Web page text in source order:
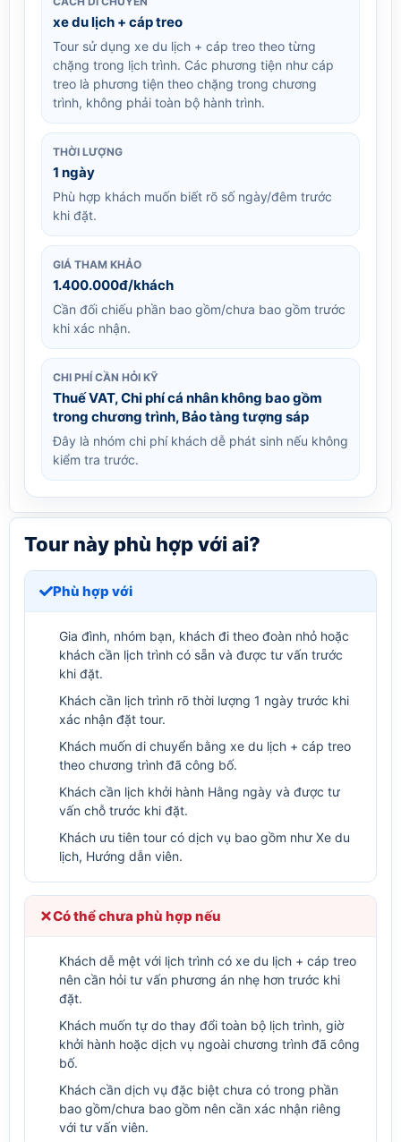
xe du lịch + cáp treo
Tour sử dụng xe du lịch + cáp treo theo từng
chặng trong lịch trình. Các phương tiện như cáp
treo là phương tiện theo chặng trong chương
trình, không phải toàn bộ hành trình.
THỜI LƯỢNG
1 ngày
Phù hợp khách muốn biết rõ số ngày/đêm trước
khi đặt.
GIÁ THAM KHẢO
1.400.000đ/khách
Cần đối chiếu phần bao gồm/chưa bao gồm trước
khi xác nhận.
CHI PHÍ CẦN HỎI KỸ
Thuế VAT, Chi phí cá nhân không bao gồm
trong chương trình, Bảo tàng tượng sáp
Đây là nhóm chi phí khách dễ phát sinh nếu không
kiểm tra trước.
Tour này phù hợp với ai?
Phù hợp với
Gia đình, nhóm bạn, khách đi theo đoàn nhỏ hoặc
khách cần lịch trình có sẵn và được tư vấn trước
khi đặt.
Khách cần lịch trình rõ thời lượng 1 ngày trước khi
xác nhận đặt tour.
Khách muốn di chuyển bằng xe du lịch + cáp treo
theo chương trình đã công bố.
Khách cần lịch khởi hành Hằng ngày và được tư
vấn chỗ trước khi đặt.
Khách ưu tiên tour có dịch vụ bao gồm như Xe du
lịch, Hướng dẫn viên.
Có thể chưa phù hợp nếu
Khách dễ mệt với lịch trình có xe du lịch + cáp treo
nên cần hỏi tư vấn phương án nhẹ hơn trước khi
đặt.
Khách muốn tự do thay đổi toàn bộ lịch trình, giờ
khởi hành hoặc dịch vụ ngoài chương trình đã công
bố.
Khách cần dịch vụ đặc biệt chưa có trong phần
bao gồm/chưa bao gồm nên cần xác nhận riêng
với tư vấn viên.